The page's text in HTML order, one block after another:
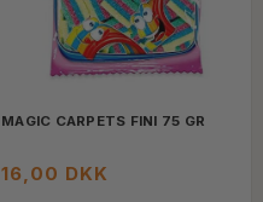
MAGIC CARPETS FINI 75 GR
16,00 DKK